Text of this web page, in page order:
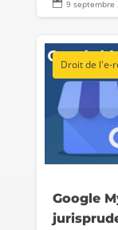
 9 septembre
Droit de l'e-
Google